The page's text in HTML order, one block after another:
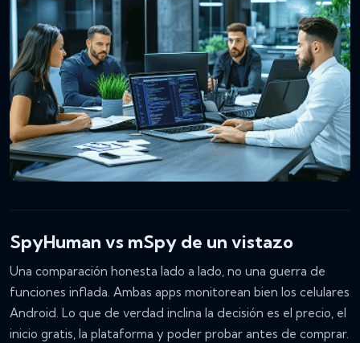
SpyHuman vs mSpy de un vistazo
Una comparación honesta lado a lado, no una guerra de
funciones inflada. Ambas apps monitorean bien los celulares
Android. Lo que de verdad inclina la decisión es el precio, el
inicio gratis, la plataforma y poder probar antes de comprar.